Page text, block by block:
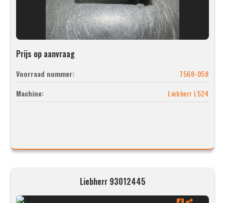
Prijs op aanvraag
Voorraad nummer:
7568-058
Machine:
Liebherr L524
Liebherr 93012445